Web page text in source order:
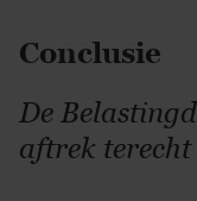
Conclusie
De
aftrek